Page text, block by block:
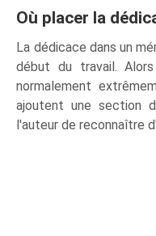
Où placer la
La dédicace dans un
début du travail.
normalement
ajoutent une section
l'auteur de reconnaître